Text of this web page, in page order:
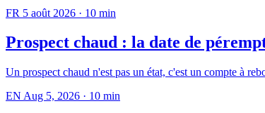
FR 5 août 2026 · 10 min
Prospect chaud : la date de
Un prospect chaud n'est pas un état, c'est un compte à
EN Aug 5, 2026 · 10 min